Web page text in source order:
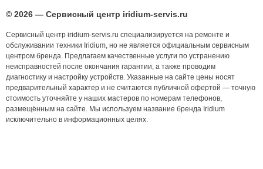
© 2026 — Сервисный центр iridium-servis.ru
Сервисный центр iridium-servis.ru специализируется на ремонте и
обслуживании техники Iridium, но не является официальным сервисным
центром бренда. Предлагаем качественные услуги по устранению
неисправностей после окончания гарантии, а также проводим
диагностику и настройку устройств. Указанные на сайте цены носят
предварительный характер и не считаются публичной офертой — точную
стоимость уточняйте у наших мастеров по номерам телефонов,
размещённым на сайте. Мы используем название бренда Iridium
исключительно в информационных целях.